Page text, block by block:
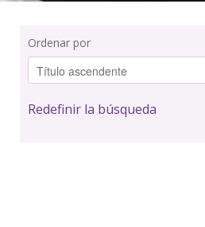
Ordenar por
Redefinir la búsqueda